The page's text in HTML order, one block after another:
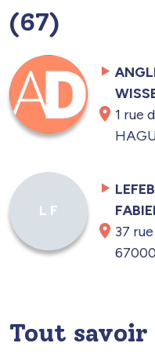
(67)
1 rue
L F
37
Tout